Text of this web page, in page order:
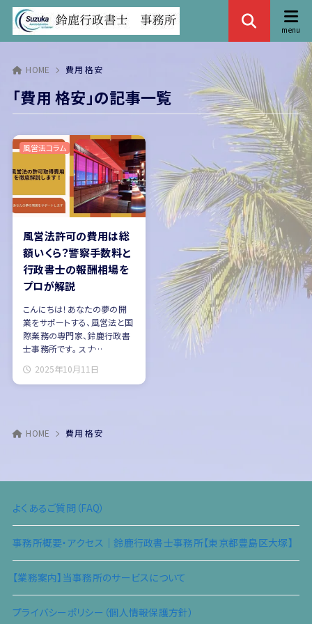
HOME 費用 格安
「費用 格安」の記事一覧
風営法許可の費用は総
額いくら？警察手数料と
行政書士の報酬相場を
プロが解説
こんにちは！あなたの夢の開
業をサポートする、風営法と国
際業務の専門家、鈴鹿行政書
士事務所です。 スナ…
2025年10月11日
風営法コラム
HOME 費用 格安
よくあるご質問（FAQ）
事務所概要・アクセス｜鈴鹿行政書士事務所【東京都豊島区大塚】
【業務案内】当事務所のサービスについて
プライバシーポリシー（個人情報保護方針）